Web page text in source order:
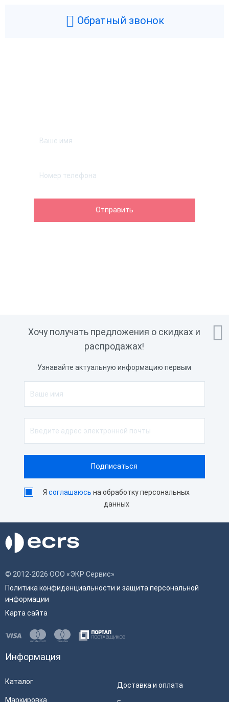
Обратный звонок

Хочу получать предложения о скидках и
распродажах!
Узнавайте актуальную информацию первым
Ясоглашаюсь на обработку персональных
данных
© 2012-2026 ООО «ЭКР Сервис»
Политика конфиденциальности и защита персональной
информации
Карта сайта
Информация
Каталог
Маркировка
Доставка и оплата